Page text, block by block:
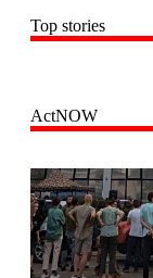
Top stories
ActNOW